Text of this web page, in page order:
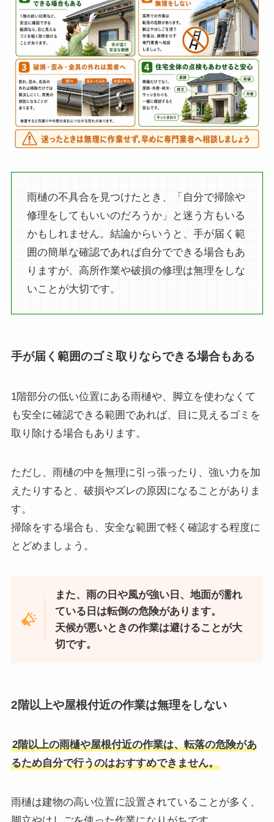
雨樋の不具合を見つけたとき、「自分で掃除や
修理をしてもいいのだろうか」と迷う方もいる
かもしれません。結論からいうと、手が届く範
囲の簡単な確認であれば自分でできる場合もあ
りますが、高所作業や破損の修理は無理をしな
いことが大切です。
手が届く範囲のゴミ取りならできる場合もある
1階部分の低い位置にある雨樋や、脚立を使わなくて
も安全に確認できる範囲であれば、目に見えるゴミを
取り除ける場合もあります。
ただし、雨樋の中を無理に引っ張ったり、強い力を加
えたりすると、破損やズレの原因になることがありま
す。
掃除をする場合も、安全な範囲で軽く確認する程度に
とどめましょう。
また、雨の日や風が強い日、地面が濡れ
ている日は転倒の危険があります。
天候が悪いときの作業は避けることが大
切です。
2階以上や屋根付近の作業は無理をしない
2階以上の雨樋や屋根付近の作業は、転落の危険があ
るため自分で行うのはおすすめできません。
雨樋は建物の高い位置に設置されていることが多く、